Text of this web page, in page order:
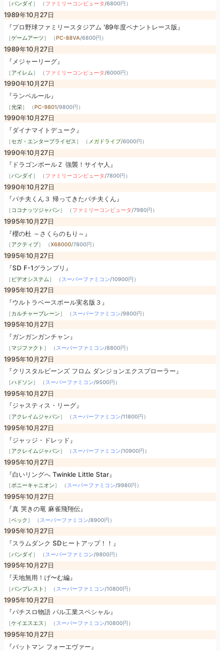
［バンダイ ］ （ ファミリーコンピュータ/6800円 ）
1989年10月27日
『プロ野球ファミリースタジアム '89年度ペナントレース版』
［ゲームアーツ］ （ PC-88VA/6800円 ）
1989年10月27日
『メジャーリーグ』
［アイレム］ （ ファミリーコンピュータ /6000円 ）
1990年10月27日
『ランペルール』
［光栄］ （PC-9801/9800円 ）
1990年10月27日
『ダイナマイトデューク』
［セガ・エンタープライゼス］ （ メガドライブ/6000円 ）
1990年10月27日
『ドラゴンボールＺ 強襲！サイヤ人』
［バンダイ ］ （ ファミリーコンピュータ/7800円 ）
1990年10月27日
『パチ夫くん３ 帰ってきたパチ夫くん』
［ココナッツジャパン］ （ ファミリーコンピュータ/7980円 ）
1995年10月27日
『櫻の杜 ～さくらのもり～』
［アクティブ］ （X68000/7800円 ）
1995年10月27日
『SD F-1グランプリ』
［ ビデオシステム］ （ スーパーファミコン/10900円 ）
1995年10月27日
『ウルトラベースボール実名版３』
［カルチャーブレーン］ （ スーパーファミコン/9800円 ）
1995年10月27日
『ガンガンガンチャン』
［マジファクト ］ （ スーパーファミコン/8800円 ）
1995年10月27日
『クリスタルビーンズ フロム ダンジョンエクスプローラー』
［ハドソン］ （ スーパーファミコン/9500円 ）
1995年10月27日
『ジャスティス・リーグ』
［アクレイムジャパン］ （ スーパーファミコン/11800円 ）
1995年10月27日
『ジャッジ・ドレッド』
［アクレイムジャパン］ （ スーパーファミコン/10900円 ）
1995年10月27日
『白いリングへ Twinkle Little Star』
［ポニーキャニオン］ （ スーパーファミコン/9980円 ）
1995年10月27日
『真 哭きの竜 麻雀飛翔伝』
［ベック ］ （ スーパーファミコン/8900円 ）
1995年10月27日
『スラムダンク SDヒートアップ！！』
［バンダイ ］ （ スーパーファミコン/9800円 ）
1995年10月27日
『天地無用！げ〜む編』
［バンプレスト ］ （ スーパーファミコン/10800円 ）
1995年10月27日
『パチスロ物語 パル工業スペシャル』
［ケイエスエス］ （ スーパーファミコン/10800円 ）
1995年10月27日
『バットマン フォーエヴァー』